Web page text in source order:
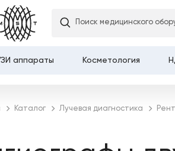
Поиск медицинского
аппараты Косметология
Каталог Лучевая диагностика